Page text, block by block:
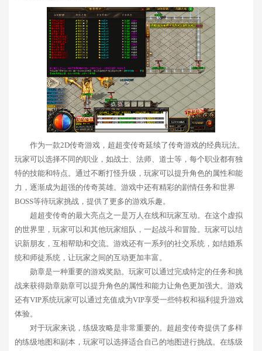
作为一款2D传奇游戏，超超变传奇延续了传奇游戏的经典玩法。
玩家可以选择不同的职业，如战士、法师、道士等，每个职业都有独
特的技能和特点。通过不断打怪升级，玩家可以提升角色的属性和能
力，逐渐成为超强的传奇英雄。游戏中还有精彩的剧情任务和世界
BOSS等待玩家挑战，提供了更多的游戏乐趣。
超超变传奇的最大亮点之一是万人在线和玩家互动。在这个虚拟
的世界里，玩家可以和其他玩家组队，一起战斗和冒险。玩家可以结
识新朋友，互相帮助和交流。游戏还有一系列的社交系统，如结婚系
统和师徒系统，让玩家之间的互动更加丰富。
勋章是一种重要的游戏奖励。玩家可以通过完成特定的任务和挑
战来获得勋章勋章可以提升角色的属性和能力让角色更加强大。游戏
还有VIP系统玩家可以通过充值成为VIP享受一些特权和福利提升游戏
体验。
对于玩家来说，练级攻略是非常重要的。超超变传奇提供了多样
的练级地图和副本，玩家可以选择适合自己的地图进行挑战。在练级